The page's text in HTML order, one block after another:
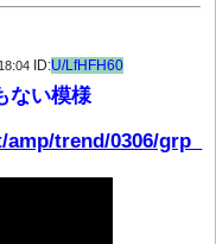
ID:U/LfHFH60
ない模様
trend/0306/grp_